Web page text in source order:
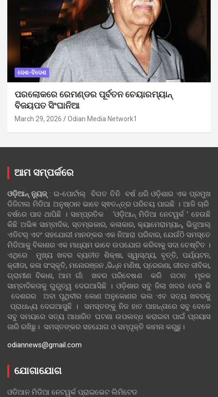
ଦେଶ-ବିଦେଶ
ପରଲୋକରେ ରେମଣ୍ଡର ପୂର୍ବତନ ଚେୟାରମ୍ୟାନ୍
ବିଜୟପତ ସିଂଘାନିଆ
March 29, 2026 Odian Media Network1
ଆମ ସମ୍ପର୍କରେ
ଓଡ଼ିଆନ୍‍ ନ୍ୟୁଜ୍‍: ଇ-ପୋର୍ଟାଲ୍ ବିଗତ ତିନି ବର୍ଷ ଧରି ଓଡ଼ିଶାର ଏକ ପ୍ରମୁଖ
ଡିଜିଟାଲ ମିଡିଆ ଅନୁଷ୍ଠାନ ଭାବେ ସ୍ଵତନ୍ତ୍ର ପରିଚୟ ପାଇଛି । ଆଜି ଚାରି
ବର୍ଷରେ ପାଦ ଥାପିଛି । ସାମ୍ପ୍ରତିକ ‘ଓଡ଼ିଆନ୍‍ ମିଡିଆ ନେଟୱର୍କ ’ ହେଉଛି
କିଛି ଅଭିଜ୍ଞ ସାମ୍ବାଦିକ, ସ୍ତମ୍ଭକାର, କଳାକାର, କ୍ୟାମେରାମ୍ୟାନ୍, ଭିଜୁଆଲ୍
ଏଡିଟର୍ ଏବଂ ସହଯୋଗୀ ମାନଙ୍କର ଏକ ନିଆରା ପରିବାର, ଯେଉଁଠି ସମସ୍ତେ
ମିଡିଆକୁ ବିକାଶର ଏକ ମାଧ୍ୟମ ଭାବେ ଉପଯୋଗ କରିବାକୁ ସଦା ଚେଷ୍ଟିତ ।
ଏଥିରେ ମୁଖ୍ୟ ଖବର ବ୍ୟତୀତ ଶିକ୍ଷା, ସ୍ୱାସ୍ଥ୍ୟ, ବୃତ୍ତି, ପର୍ଯ୍ୟଟନ,
କ୍ରୀଡା, କଳା ସଂସ୍କୃତି, ମନୋରଞ୍ଜନ ,ଭିନ୍ନ ମଣିଷ, ପ୍ରେରଣା, ଜୀବନ ଜୀବିକା,
ଗ୍ରାମୀଣ ବିକାଶ, ଆମ ଗାଁ ଖବର ପରିବେଷଣ କରି ଗଠନ ମୂଳକ
ସାମ୍ବାଦିକତାକୁ ଗୁରୁତ୍ୱ ଦେଇଆସିଛି । ଓଡ଼ିଶାର ସବୁ ଜିଲା ଖବର ହେଉ କି
ଦେଶରର ଅବା ପୃଥିବୀର କୋଣ ଅନୁକୋଣର ଭଲ ଏବ ସତ୍ୟ ଖବରକୁ
ପ୍ରାଧାନ୍ୟ ଦେଇଆସୁଛି । ସମସ୍ତଙ୍କୁ ନିଜ ହାତ ପାହାନ୍ତାରେ ସବୁ ବେଳେ
ସବୁ ସମୟରେ ସତ୍ୟ ଆଧାରିତ ଘଟଣା ଉପଲବ୍ଧ କରାଇବା ପାଇଁ ପ୍ରୟାସ
ଜାରି ରଖିଛୁ। ସମସ୍ତଙ୍କର ସହଯୋଗ ଓ ସମ୍ପୃକ୍ତି କାମନା କରୁଛୁ।
odiannews@gmail.com
ଯୋଗାଯୋଗ
ଓଡିଆନ ମିଡିଆ ନେଟୱର୍କ ପ୍ରାଇଭେଟ ଲିମିଟେଡ